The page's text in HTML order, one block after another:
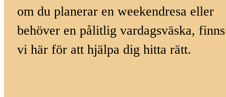
om du planerar en weekendresa eller
behöver en pålitlig vardagsväska, finns
vi här för att hjälpa dig hitta rätt.